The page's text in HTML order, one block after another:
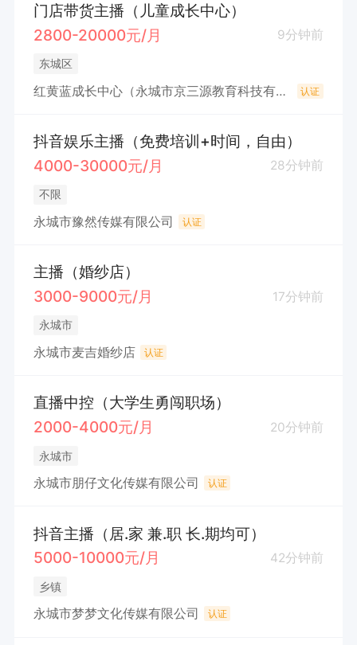
门店带货主播（儿童成长中心）
2800-20000元/月
9分钟前
东城区
红黄蓝成长中心（永城市京三源教育科技有限公司） 认证
抖音娱乐主播（免费培训+时间，自由）
4000-30000元/月
28分钟前
不限
永城市豫然传媒有限公司 认证
主播（婚纱店）
3000-9000元/月
17分钟前
永城市
永城市麦吉婚纱店 认证
直播中控（大学生勇闯职场）
2000-4000元/月
20分钟前
永城市
永城市朋仔文化传媒有限公司 认证
抖音主播（居.家 兼.职 长.期均可）
5000-10000元/月
42分钟前
乡镇
永城市梦梦文化传媒有限公司 认证